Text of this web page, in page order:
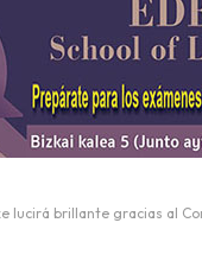
brillante gracias al